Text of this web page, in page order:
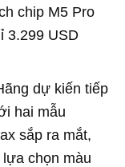
chip M5 Pro
3.299 USD
dự kiến tiếp
hai mẫu
sắp ra mắt,
chọn màu